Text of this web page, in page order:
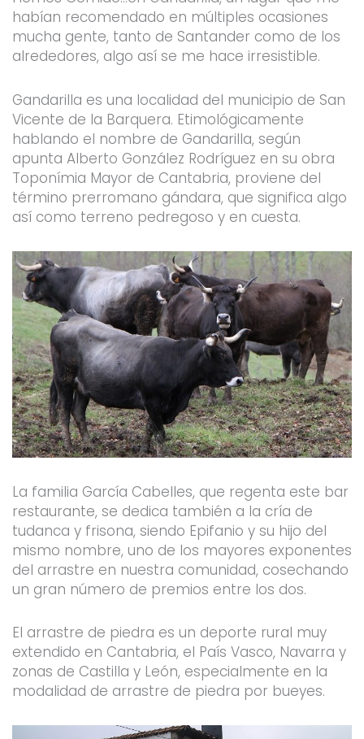
habían recomendado en múltiples ocasiones
mucha gente, tanto de Santander como de los
alrededores, algo así se me hace irresistible.
Gandarilla es una localidad del municipio de San
Vicente de la Barquera. Etimológicamente
hablando el nombre de Gandarilla, según
apunta Alberto González Rodríguez en su obra
Toponímia Mayor de Cantabria, proviene del
término prerromano gándara, que significa algo
así como terreno pedregoso y en cuesta.
La familia García Cabelles, que regenta este bar
restaurante, se dedica también a la cría de
tudanca y frisona, siendo Epifanio y su hijo del
mismo nombre, uno de los mayores exponentes
del arrastre en nuestra comunidad, cosechando
un gran número de premios entre los dos.
El arrastre de piedra es un deporte rural muy
extendido en Cantabria, el País Vasco, Navarra y
zonas de Castilla y León, especialmente en la
modalidad de arrastre de piedra por bueyes.